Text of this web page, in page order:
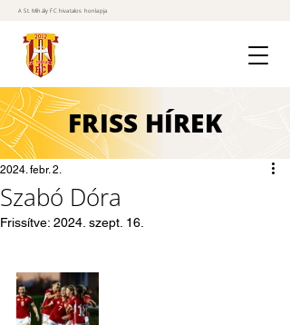
A St. Mihály FC hivatalos honlapja
FRISS HÍREK
Szabó Dóra
2024. febr. 2.
Frissítve: 2024. szept. 16.